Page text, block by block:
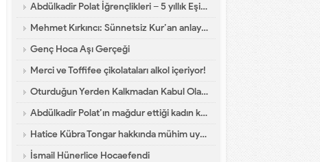
Abdülkadir Polat İğrençlikleri – 5 yıllık Eşinin İtirafları
Mehmet Kırkıncı: Sünnetsiz Kur’an anlayışı hastalıktır, dalalettir!
Genç Hoca Aşı Gerçeği
Merci ve Toffifee çikolataları alkol içeriyor!
Oturduğun Yerden Kalkmadan Kabul Olacak Dua
Abdülkadir Polat’ın mağdur ettiği kadın konuştu
Hatice Kübra Tongar hakkında mühim uyarı
İsmail Hünerlice Hocaefendi